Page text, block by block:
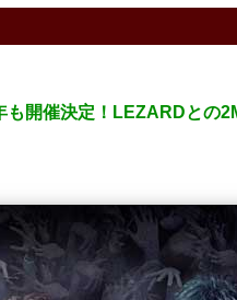
も開催決定！LEZARDとの